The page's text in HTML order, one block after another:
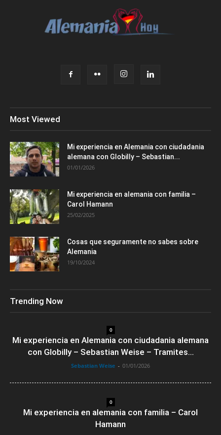
Most Viewed
Mi experiencia en Alemania con ciudadania
alemana con Globilly – Sebastian...
01/01/2026
Mi experiencia en alemania con familia –
Carol Hamann
25/02/2025
Cosas que seguramente no sabes sobre
Alemania
19/10/2024
Trending Now
0
Mi experiencia en Alemania con ciudadania alemana
con Globilly – Sebastian Weise – Tramites...
Sebastian Weise - 01/01/2026
0
Mi experiencia en alemania con familia – Carol
Hamann